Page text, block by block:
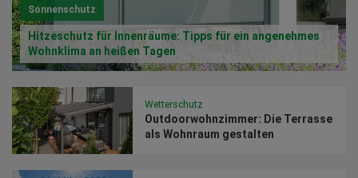
Sonnenschutz
Hitzeschutz für Innenräume: Tipps für ein angenehmes
Wohnklima an heißen Tagen
Wetterschutz
Outdoorwohnzimmer: Die Terrasse
als Wohnraum gestalten